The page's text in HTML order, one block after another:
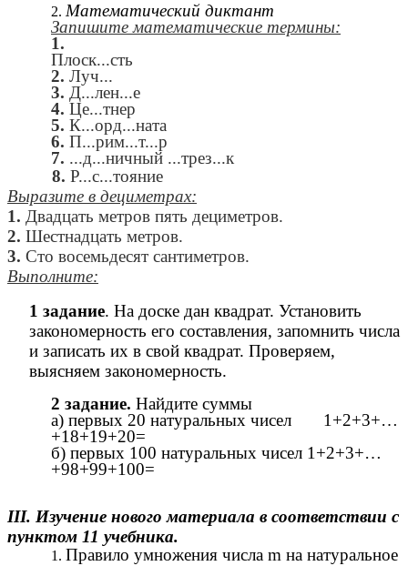
Математический диктант
Запишите математические термины:
1.
Плоск...сть
2. Луч...
3. Д...лен...е
4. Це...тнер
5. К...орд...ната
6. П...рим...т...р
7. ...д...ничный ...трез...к
8. Р...с...тояние
Выразите в дециметрах:
1. Двадцать метров пять дециметров.
2. Шестнадцать метров.
3. Сто восемьдесят сантиметров.
Выполните:
1 задание. На доске дан квадрат. Установить
закономерность его составления, запомнить числа
и записать их в свой квадрат. Проверяем,
выясняем закономерность.
2 задание. Найдите суммы
а) первых 20 натуральных чисел 1+2+3+…
+18+19+20=
б) первых 100 натуральных чисел 1+2+3+…
+98+99+100=
III. Изучение нового материала в соответствии с
пунктом 11 учебника.
Правило умножения числа m на натуральное